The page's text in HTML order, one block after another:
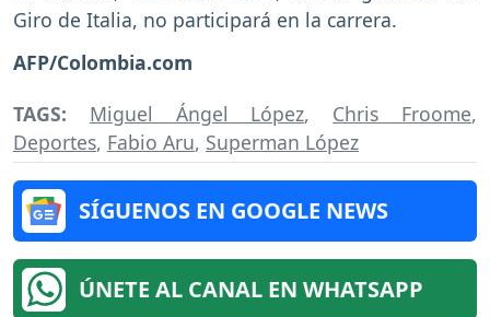
Giro de Italia, no participará en la carrera.
AFP/Colombia.com
TAGS: Miguel Ángel López, Chris Froome,
Deportes, Fabio Aru, Superman López
SÍGUENOS EN GOOGLE NEWS
ÚNETE AL CANAL EN WHATSAPP